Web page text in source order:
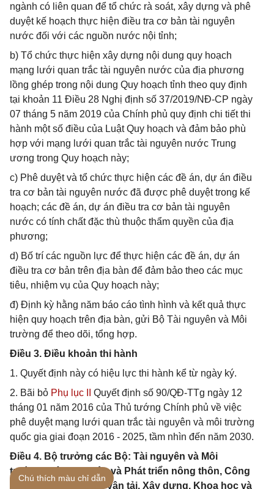
ngành có liên quan để tổ chức rà soát, xây dựng và phê
duyệt kế hoạch thực hiện điều tra cơ bản tài nguyên
nước đối với các nguồn nước nội tỉnh;
b) Tổ chức thực hiện xây dựng nội dung quy hoạch
mạng lưới quan trắc tài nguyên nước của địa phương
lồng ghép trong nội dung Quy hoạch tỉnh theo quy định
tại khoản 11 Điều 28 Nghị định số 37/2019/NĐ-CP ngày
07 tháng 5 năm 2019 của Chính phủ quy định chi tiết thi
hành một số điều của Luật Quy hoạch và đảm bảo phù
hợp với mạng lưới quan trắc tài nguyên nước Trung
ương trong Quy hoạch này;
c) Phê duyệt và tổ chức thực hiện các đề án, dự án điều
tra cơ bản tài nguyên nước đã được phê duyệt trong kế
hoạch; các đề án, dự án điều tra cơ bản tài nguyên
nước có tính chất đặc thù thuộc thẩm quyền của địa
phương;
d) Bố trí các nguồn lực để thực hiện các đề án, dự án
điều tra cơ bản trên địa bàn để đảm bảo theo các mục
tiêu, nhiệm vụ của Quy hoạch này;
đ) Định kỳ hằng năm báo cáo tình hình và kết quả thực
hiện quy hoạch trên địa bàn, gửi Bộ Tài nguyên và Môi
trường để theo dõi, tổng hợp.
Điều 3. Điều khoản thi hành
1. Quyết định này có hiệu lực thi hành kể từ ngày ký.
2. Bãi bỏ Phụ lục II
Quyết định số 90/QĐ-TTg ngày 12
tháng 01 năm 2016 của Thủ tướng Chính phủ về việc
phê duyệt mạng lưới quan trắc tài nguyên và môi trường
quốc gia giai đoạn 2016 - 2025, tầm nhìn đến năm 2030.
Điều 4. Bộ trưởng các Bộ: Tài nguyên và Môi
trường, Nông nghiệp và Phát triển nông thôn, Công
Thương, Giao thông vận tải, Xây dựng, Khoa học và
Chú thích màu chỉ dẫn